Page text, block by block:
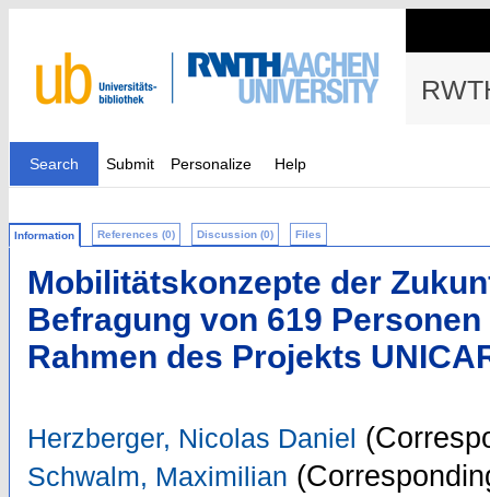
Search Submit Personalize Help
Information References (0) Discussion (0) Files
Mobilitätskonzepte der
Befragung von 619
Rahmen des Projekts
Herzberger, Nicolas Daniel
Schwalm, Maximilian